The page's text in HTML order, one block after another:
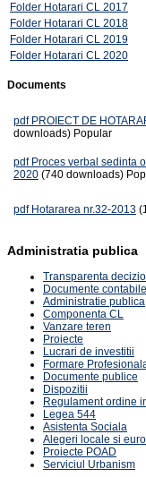
Folder Hotarari CL 2017
Folder Hotarari CL 2018
Folder Hotarari CL 2019
Folder Hotarari CL 2020
Documents
pdf PROIECT DE
downloads) Popular
pdf Proces verbal sedinta
2020 (740 downloads)
pdf Hotararea nr.32-2013
Administratia publica
Transparenta
Documente contabile
Administratie publica
Componenta CL
Vanzare teren
Proiecte
Lucrari de investitii
Formare
Documente publice
Dispozitii
Regulament ordine
Legea 544
Asistenta Sociala
Alegeri locale si
Proiecte POAD
Serviciul Urbanism